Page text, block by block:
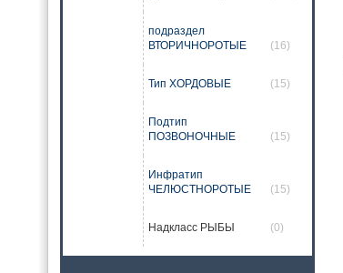
подраздел
ВТОРИЧНОРОТЫЕ
(16)
Тип ХОРДОВЫЕ (15)
Подтип
ПОЗВОНОЧНЫЕ
(15)
Инфратип
ЧЕЛЮСТНОРОТЫЕ
(15)
Надкласс РЫБЫ (0)